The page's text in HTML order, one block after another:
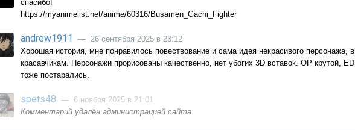
спасибо!
https://myanimelist.net/anime/60316/Busamen_Gachi_Fighter
andrew1911
— 26 сентября 2025 в 23:12
Хорошая история, мне понравилось повествование и сама идея некрасивого персонажа,
красавчикам. Персонажи прорисованы качественно, нет убогих 3D вставок. OP крутой,
тоже постарались.
spets48 — 6 ноября 2025 в 21:01
Комментарий удалён администрацией сайта